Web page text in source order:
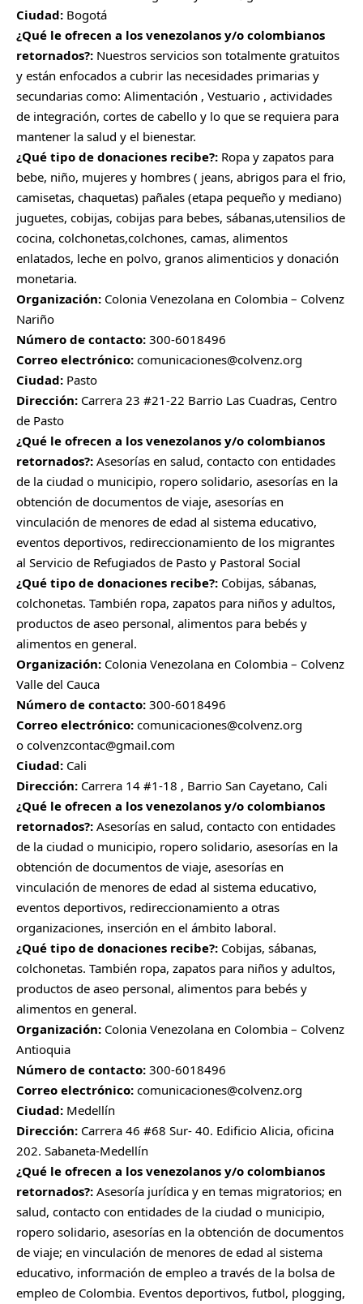
Ciudad: Bogotá
¿Qué le ofrecen a los venezolanos y/o colombianos
retornados?: Nuestros servicios son totalmente gratuitos
y están enfocados a cubrir las necesidades primarias y
secundarias como: Alimentación , Vestuario , actividades
de integración, cortes de cabello y lo que se requiera para
mantener la salud y el bienestar.
¿Qué tipo de donaciones recibe?: Ropa y zapatos para
bebe, niño, mujeres y hombres ( jeans, abrigos para el frio,
camisetas, chaquetas) pañales (etapa pequeño y mediano)
juguetes, cobijas, cobijas para bebes, sábanas,utensilios de
cocina, colchonetas,colchones, camas, alimentos
enlatados, leche en polvo, granos alimenticios y donación
monetaria.
Organización: Colonia Venezolana en Colombia – Colvenz
Nariño
Número de contacto: 300-6018496
Correo electrónico: comunicaciones@colvenz.org
Ciudad: Pasto
Dirección: Carrera 23 #21-22 Barrio Las Cuadras, Centro
de Pasto
¿Qué le ofrecen a los venezolanos y/o colombianos
retornados?: Asesorías en salud, contacto con entidades
de la ciudad o municipio, ropero solidario, asesorías en la
obtención de documentos de viaje, asesorías en
vinculación de menores de edad al sistema educativo,
eventos deportivos, redireccionamiento de los migrantes
al Servicio de Refugiados de Pasto y Pastoral Social
¿Qué tipo de donaciones recibe?: Cobijas, sábanas,
colchonetas. También ropa, zapatos para niños y adultos,
productos de aseo personal, alimentos para bebés y
alimentos en general.
Organización: Colonia Venezolana en Colombia – Colvenz
Valle del Cauca
Número de contacto: 300-6018496
Correo electrónico: comunicaciones@colvenz.org
o colvenzcontac@gmail.com
Ciudad: Cali
Dirección: Carrera 14 #1-18 , Barrio San Cayetano, Cali
¿Qué le ofrecen a los venezolanos y/o colombianos
retornados?: Asesorías en salud, contacto con entidades
de la ciudad o municipio, ropero solidario, asesorías en la
obtención de documentos de viaje, asesorías en
vinculación de menores de edad al sistema educativo,
eventos deportivos, redireccionamiento a otras
organizaciones, inserción en el ámbito laboral.
¿Qué tipo de donaciones recibe?: Cobijas, sábanas,
colchonetas. También ropa, zapatos para niños y adultos,
productos de aseo personal, alimentos para bebés y
alimentos en general.
Organización: Colonia Venezolana en Colombia – Colvenz
Antioquia
Número de contacto: 300-6018496
Correo electrónico: comunicaciones@colvenz.org
Ciudad: Medellín
Dirección: Carrera 46 #68 Sur- 40. Edificio Alicia, oficina
202. Sabaneta-Medellín
¿Qué le ofrecen a los venezolanos y/o colombianos
retornados?: Asesoría jurídica y en temas migratorios; en
salud, contacto con entidades de la ciudad o municipio,
ropero solidario, asesorías en la obtención de documentos
de viaje; en vinculación de menores de edad al sistema
educativo, información de empleo a través de la bolsa de
empleo de Colombia. Eventos deportivos, futbol, plogging,